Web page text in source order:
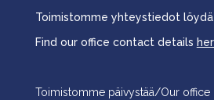
Toimistomme yhteystiedot
Find our office contact details
Toimistomme päivystää/Our office